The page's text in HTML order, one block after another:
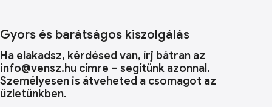
Gyors és barátságos kiszolgálás
Ha elakadsz, kérdésed van, írj bátran az
info@vensz.hu címre – segítünk azonnal.
Személyesen is átveheted a csomagot az
üzletünkben.